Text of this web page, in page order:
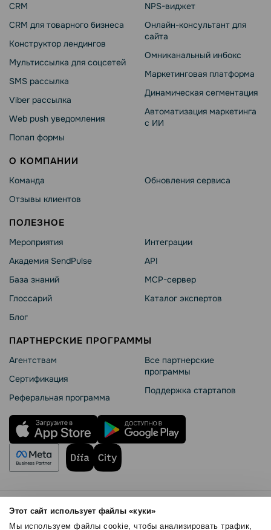
Этот сайт использует файлы «куки»
Мы используем файлы cookie, чтобы анализировать трафик,
CRM
CRM для товарного бизнеса
Конструктор лендингов
Мультиссылка для соцсетей
SMS рассылка
Viber рассылка
Web push уведомления
Попап формы
NPS-виджет
Онлайн-консультант для
сайта
Омниканальный инбокс
Маркетинговая платформа
Динамическая сегментация
Автоматизация маркетинга
с ИИ
О КОМПАНИИ
Команда
Отзывы клиентов
Обновления сервиса
ПОЛЕЗНОЕ
Мероприятия
Академия SendPulse
База знаний
Глоссарий
Блог
Интеграции
API
MCP-сервер
Каталог экспертов
ПАРТНЕРСКИЕ ПРОГРАММЫ
Агентствам
Сертификация
Реферальная программа
Все партнерские
программы
Поддержка стартапов
Правила использования
Безопасность SendPulse